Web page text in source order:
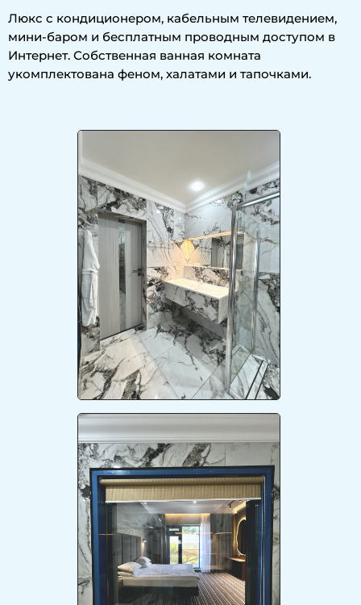
Люкс с кондиционером, кабельным телевидением,
мини-баром и бесплатным проводным доступом в
Интернет. Собственная ванная комната
укомплектована феном, халатами и тапочками.